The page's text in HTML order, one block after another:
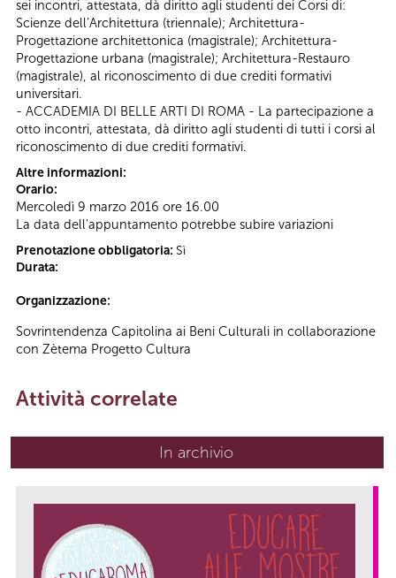
sei incontri, attestata, dà diritto agli studenti dei Corsi di:
Scienze dell’Architettura (triennale); Architettura-
Progettazione architettonica (magistrale); Architettura-
Progettazione urbana (magistrale); Architettura-Restauro
(magistrale), al riconoscimento di due crediti formativi
universitari.
- ACCADEMIA DI BELLE ARTI DI ROMA - La partecipazione a
otto incontri, attestata, dà diritto agli studenti di tutti i corsi al
riconoscimento di due crediti formativi.
Altre informazioni:
Orario:
Mercoledì 9 marzo 2016 ore 16.00
La data dell'appuntamento potrebbe subire variazioni
Prenotazione obbligatoria: Sì
Durata:
Organizzazione:
Sovrintendenza Capitolina ai Beni Culturali in collaborazione
con Zètema Progetto Cultura
Attività correlate
In archivio